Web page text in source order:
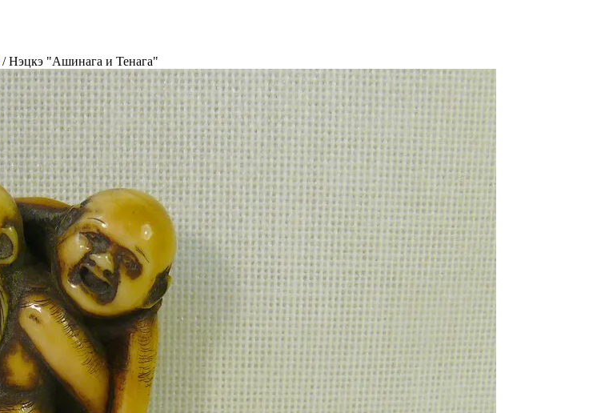
/ Нэцкэ "Ашинага и Тенага"